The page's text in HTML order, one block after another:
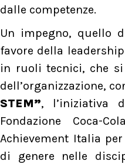
dalle competenze.
Un impegno, quello
favore della
in ruoli tecnici, che si
dell’organizzazione,
STEM”, l’iniziativa
Fondazione Coca-
Achievement Italia
di genere nelle